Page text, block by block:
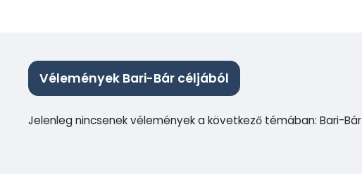
Vélemények Bari-Bár céljából
Jelenleg nincsenek vélemények a következő témában: Bari-Bár